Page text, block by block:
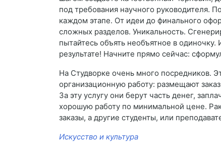
под требования научного руководителя.
каждом этапе. От идеи до финального
сложных разделов. Уникальность.
пытайтесь объять необъятное в
результате! Начните прямо сейчас:
На Студворке очень много посредников.
организационную работу: размещают
За эту услугу они берут часть денег,
хорошую работу по минимальной цене.
заказы, а другие студенты, или
Искусство и культура